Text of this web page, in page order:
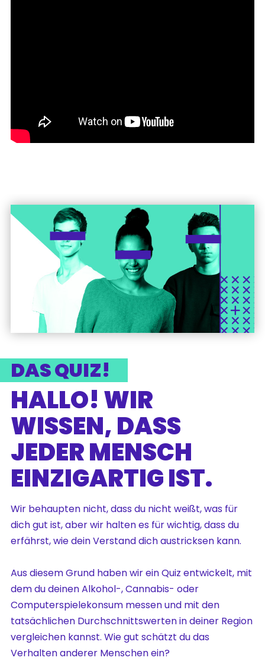
DAS QUIZ!
HALLO! WIR
WISSEN, DASS
JEDER MENSCH
EINZIGARTIG IST.
Wir behaupten nicht, dass du nicht weißt, was für
dich gut ist, aber wir halten es für wichtig, dass du
erfährst, wie dein Verstand dich austricksen kann.
Aus diesem Grund haben wir ein Quiz entwickelt, mit
dem du deinen Alkohol-, Cannabis- oder
Computerspielekonsum messen und mit den
tatsächlichen Durchschnittswerten in deiner Region
vergleichen kannst. Wie gut schätzt du das
Verhalten anderer Menschen ein?